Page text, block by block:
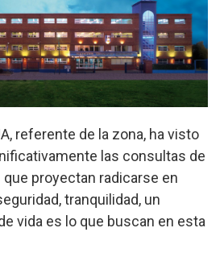
referente de la zona, ha visto
las consultas de
proyectan radicarse en
tranquilidad, un
vida es lo que buscan en esta